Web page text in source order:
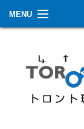
MENU
生活情報
その他